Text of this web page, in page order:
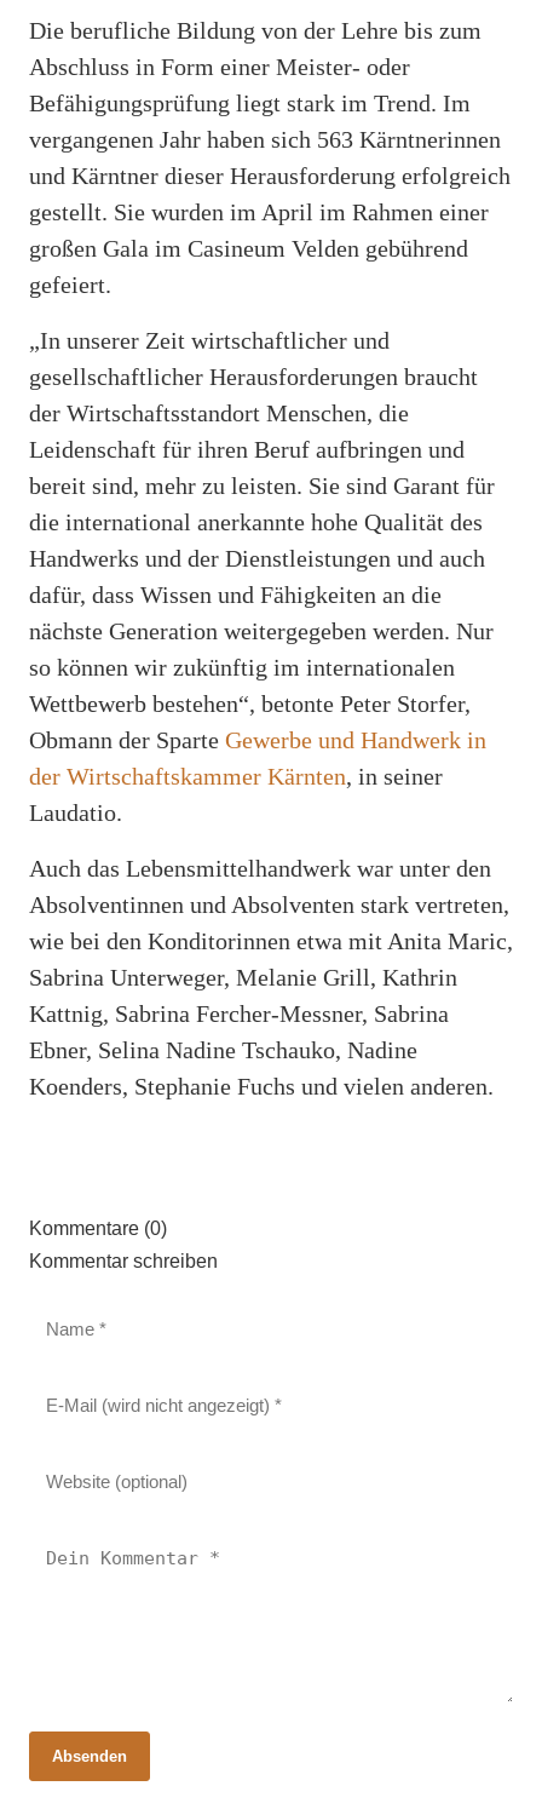
Die berufliche Bildung von der Lehre bis zum
Abschluss in Form einer Meister- oder
Befähigungsprüfung liegt stark im Trend. Im
vergangenen Jahr haben sich 563 Kärntnerinnen
und Kärntner dieser Herausforderung erfolgreich
gestellt. Sie wurden im April im Rahmen einer
großen Gala im Casineum Velden gebührend
gefeiert.
„In unserer Zeit wirtschaftlicher und
gesellschaftlicher Herausforderungen braucht
der Wirtschaftsstandort Menschen, die
Leidenschaft für ihren Beruf aufbringen und
bereit sind, mehr zu leisten. Sie sind Garant für
die international anerkannte hohe Qualität des
Handwerks und der Dienstleistungen und auch
dafür, dass Wissen und Fähigkeiten an die
nächste Generation weitergegeben werden. Nur
so können wir zukünftig im internationalen
Wettbewerb bestehen“, betonte Peter Storfer,
Obmann der Sparte Gewerbe und Handwerk in
der Wirtschaftskammer Kärnten, in seiner
Laudatio.
Auch das Lebensmittelhandwerk war unter den
Absolventinnen und Absolventen stark vertreten,
wie bei den Konditorinnen etwa mit Anita Maric,
Sabrina Unterweger, Melanie Grill, Kathrin
Kattnig, Sabrina Fercher-Messner, Sabrina
Ebner, Selina Nadine Tschauko, Nadine
Koenders, Stephanie Fuchs und vielen anderen.
Kommentare (0)
Kommentar schreiben
Absenden
08. Mai 2026